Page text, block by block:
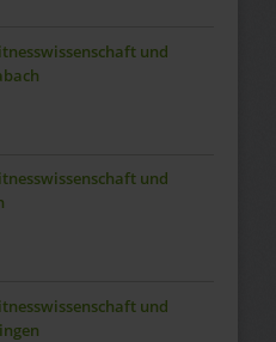
und
und
und